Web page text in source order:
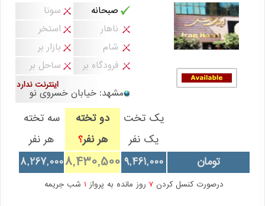
صبحانه
سونا
ناهار
استخر
شام
بازار بر
فرودگاه بر
ساحل بر
اینترنت ندارد
مشهد: خيابان خسروی نو
یک تخت
یک نفر
دو تخته
هر نفر؟
سه تخته
هر نفر
تومان
9,461,000
8,430,500
8,267,000
درصورت کنسل کردن 7 روز مانده به پرواز شب جریمه